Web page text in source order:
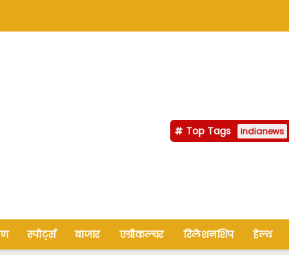
Top Tags indianews
स्पोर्ट्स बाजार एग्रीकल्चर रिलेशनशिप हेल्थ